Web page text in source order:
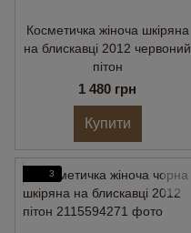
Косметичка жіноча шкіряна
на блискавці 2012 червоний
пітон
1 480 грн
Купити
3